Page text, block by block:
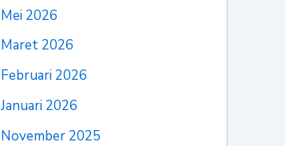
Mei 2026
Maret 2026
Februari 2026
Januari 2026
November 2025